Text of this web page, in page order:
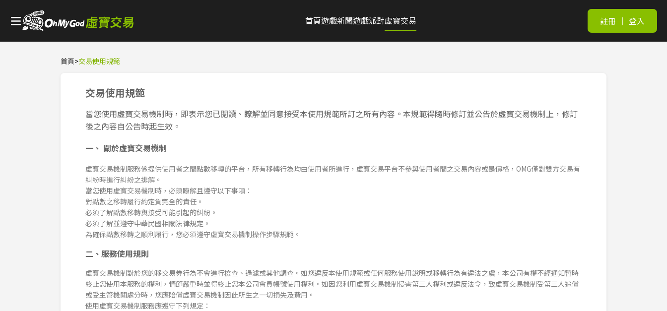
首頁遊戲新聞遊戲派對虛寶交易 註冊 ｜ 登入
首頁>交易使用規範
交易使用規範
當您使用虛寶交易機制時，即表示您已閱讀、瞭解並同意接受本使用規範所訂之所有內容。本規範得隨時修訂並公告於虛寶交易機制上，修訂
後之內容自公告時起生效。
一、 關於虛寶交易機制
虛寶交易機制服務係提供使用者之間點數移轉的平台，所有移轉行為均由使用者所進行，虛寶交易平台不參與使用者間之交易內容或是價格，OMG僅對雙方交易有
糾紛時進行糾紛之排解。
當您使用虛寶交易機制時，必須瞭解且遵守以下事項：
對點數之移轉履行約定負完全的責任。
必須了解點數移轉與接受可能引起的糾紛。
必須了解並遵守中華民國相關法律規定。
為確保點數移轉之順利履行，您必須遵守虛寶交易機制操作步驟規範。
二、服務使用規則
虛寶交易機制對於您的移交易券行為不會進行檢查、過濾或其他調查。如您違反本使用規範或任何服務使用說明或移轉行為有違法之虞，本公司有權不經通知暫時
終止您使用本服務的權利，情節嚴重時並得終止您本公司會員帳號使用權利。如因您利用虛寶交易機制侵害第三人權利或違反法令，致虛寶交易機制受第三人追償
或受主管機關處分時，您應賠償虛寶交易機制因此所生之一切損失及費用。
使用虛寶交易機制服務應遵守下列規定：
料
傳